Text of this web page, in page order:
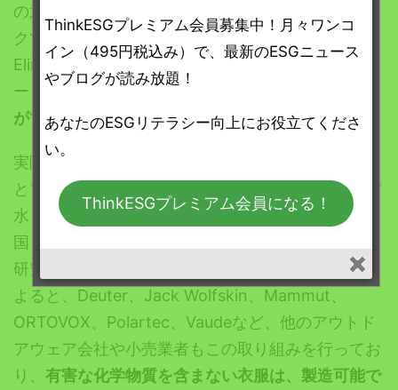
の意識を高めるための公益団体の世界的ネットワー
クであるIPEN（International Pollutants
Elimination Network：国際汚染物質廃絶ネットワ
ーク）は、企業はPFASを含まない衣類を作ること
ができる、と主張する。＊4
実際、PFAS不使用を公約しているノースフェイス
とブラックダイヤモンドのジャケットを含む21の防
水・防汚ジャケットはPFASを使用していない。米
国ノースイースタン大学のグリーンサイエンス政策
研究所と社会科学環境衛生研究所が実施した調査に
よると、Deuter、Jack Wolfskin、Mammut、
ORTOVOX、Polartec、Vaudeなど、他のアウトド
アウェア会社や小売業者もこの取り組みを行ってお
り、 有害な化学物質を含まない衣服は、製造可能で
ThinkESGプレミアム会員募集中！月々ワンコ
イン（495円税込み）で、最新のESGニュース
やブログが読み放題！
あなたのESGリテラシー向上にお役立てくださ
い。
ThinkESGプレミアム会員になる！